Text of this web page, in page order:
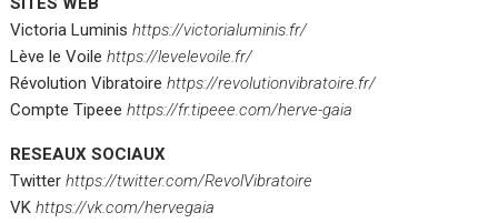
Victoria Luminishttps://victorialuminis.fr/
Lève le Voilehttps://levelevoile.fr/
Révolution Vibratoirehttps://revolutionvibratoire.fr/
Compte Tipeeehttps://fr.tipeee.com/herve-gaia
RESEAUX SOCIAUX
Twitterhttps://twitter.com/RevolVibratoire
VKhttps://vk.com/hervegaia